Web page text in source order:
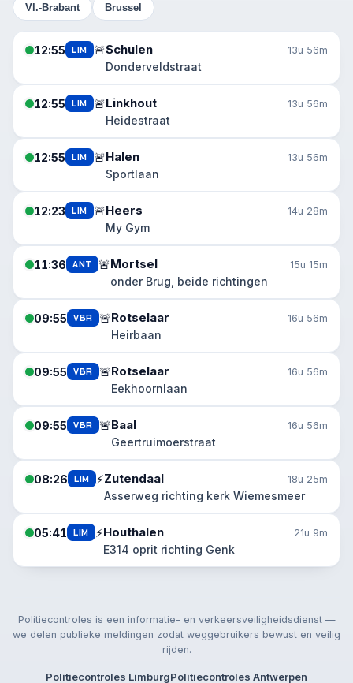
Vl.-Brabant Brussel
12:55 LIM 🚨Schulen 13u 56m
Donderveldstraat
12:55 LIM 🚨Linkhout 13u 56m
Heidestraat
12:55 LIM 🚨Halen 13u 56m
Sportlaan
12:23 LIM 🚨Heers 14u 28m
My Gym
11:36 ANT 🚨Mortsel 15u 15m
onder Brug, beide richtingen
09:55 VBR 🚨Rotselaar 16u 56m
Heirbaan
09:55 VBR 🚨Rotselaar 16u 56m
Eekhoornlaan
09:55 VBR 🚨Baal 16u 56m
Geertruimoerstraat
08:26 LIM ⚡Zutendaal 18u 25m
Asserweg richting kerk Wiemesmeer
05:41 LIM ⚡Houthalen 21u 9m
E314 oprit richting Genk
Politiecontroles is een informatie- en verkeersveiligheidsdienst —
we delen publieke meldingen zodat weggebruikers bewust en veilig
rijden.
Politiecontroles LimburgPolitiecontroles Antwerpen